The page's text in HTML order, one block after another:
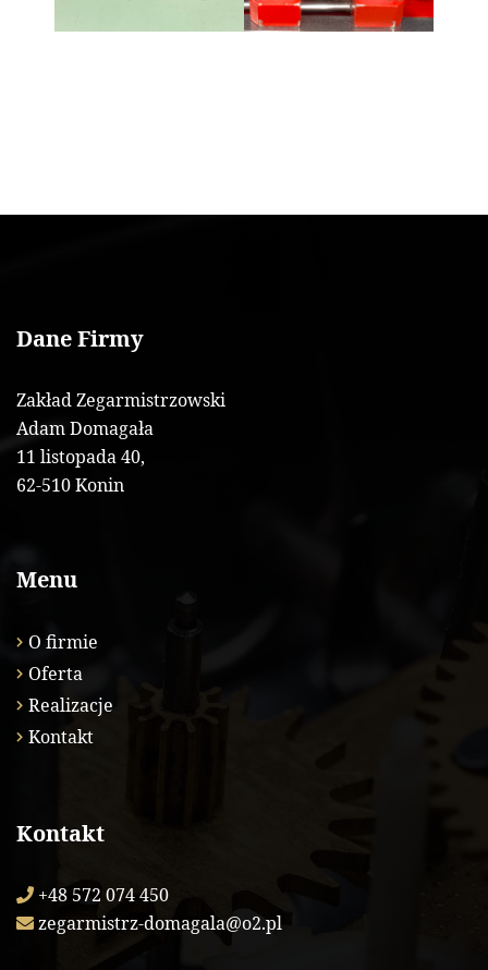
Dane Firmy
Zakład Zegarmistrzowski
Adam Domagała
11 listopada 40,
62-510 Konin
Menu
O firmie
Oferta
Realizacje
Kontakt
Kontakt
+48 572 074 450
zegarmistrz-domagala@o2.pl